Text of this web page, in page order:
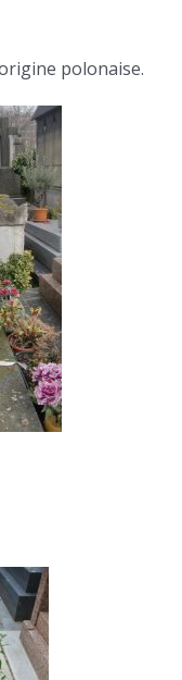
polonaise.